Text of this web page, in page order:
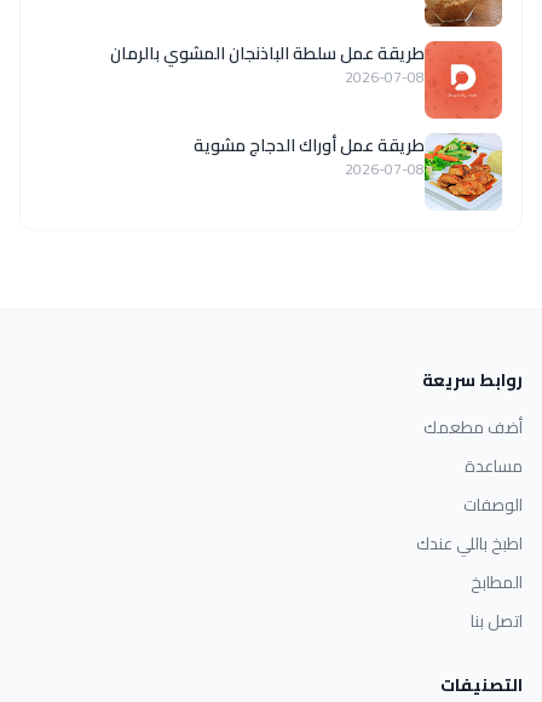
طريقة عمل سلطة الباذنجان المشوي بالرمان
2026-07-08
طريقة عمل أوراك الدجاج مشوية
2026-07-08
روابط سريعة
أضف مطعمك
مساعدة
الوصفات
اطبخ باللي عندك
المطابخ
اتصل بنا
التصنيفات